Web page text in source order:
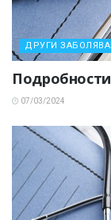
ДРУГИ
07/03/2024